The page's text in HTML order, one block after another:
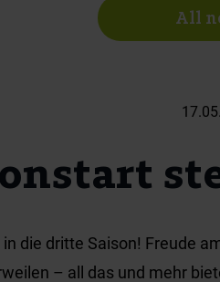
All
die dritte Saison! Freude
– all das und mehr